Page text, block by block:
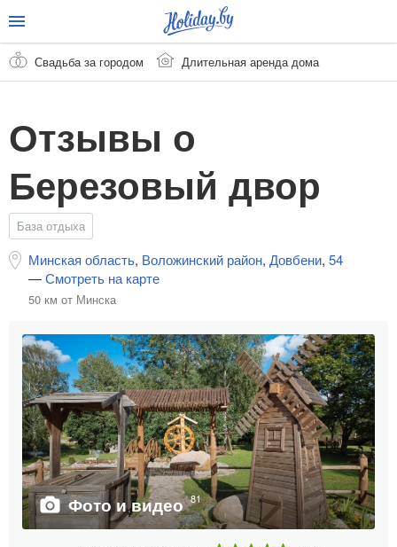
Свадьба за городом Длительная аренда дома
Отзывы о
Березовый двор
База отдыха
Минская область, Воложинский район, Довбени, 54
—Смотреть на карте
50 км от Минска
Фото и видео 81